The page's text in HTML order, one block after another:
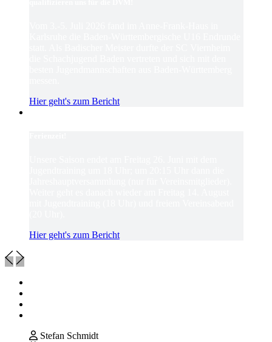
Hier geht's zum Bericht
Hier geht's zum Bericht
Stefan Schmidt